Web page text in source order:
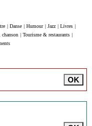
| Danse | Humour | Jazz | Livres |
| Tourisme & restaurants |